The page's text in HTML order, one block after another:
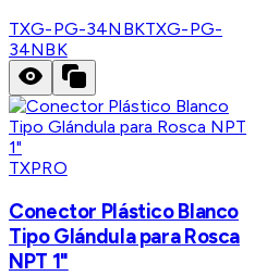
TXG-PG-34NBKTXG-PG-
34NBK
TXPRO
Conector Plástico Blanco
Tipo Glándula para Rosca
NPT 1"